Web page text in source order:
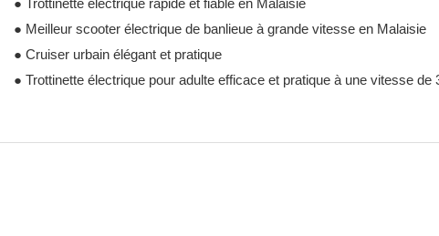
● Trottinette électrique rapide et fiable en Malaisie
● Meilleur scooter électrique de banlieue à grande vitesse en Malaisie
● Cruiser urbain élégant et pratique
● Trottinette électrique pour adulte efficace et pratique à une vitesse de